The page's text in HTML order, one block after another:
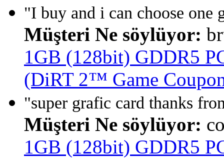
"I buy and i can choose one
Müşteri Ne söylüyor:
1GB (128bit) GDDR5
(DiRT 2™ Game
"super grafic card thanks
Müşteri Ne söylüyor:
1GB (128bit) GDDR5